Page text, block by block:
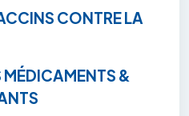
CONTRE LA
&